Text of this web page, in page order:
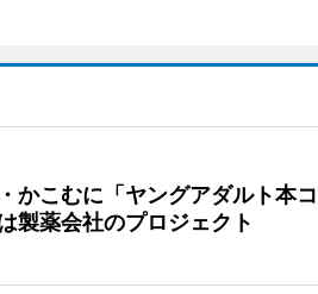
かこむに「ヤングアダルト本コ
薬会社のプロジェクト